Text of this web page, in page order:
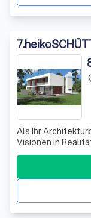
7.
Als Ihr
Visionen in
Balance
Nachhaltigkeit
umfassende
Sie Privatperson,